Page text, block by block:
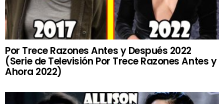
Por Trece Razones Antes y Después 2022
(Serie de Televisión Por Trece Razones Antes y
Ahora 2022)